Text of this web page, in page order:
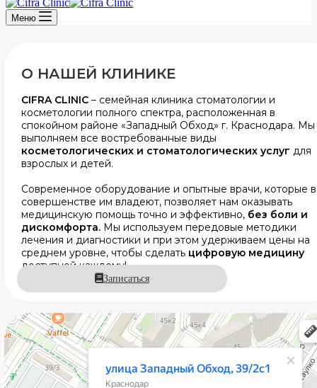
Меню
О НАШЕЙ КЛИНИКЕ
CIFRA CLINIC – семейная клиника стоматологии и
косметологии полного спектра, расположенная в
спокойном районе «Западный Обход» г. Краснодара. Мы
выполняем все востребованные виды
косметологических и стоматологических услуг для
взрослых и детей.
Современное оборудование и опытные врачи, которые в
совершенстве им владеют, позволяет нам оказывать
медицинскую помощь точно и эффективно, без боли и
дискомфорта. Мы используем передовые методики
лечения и диагностики и при этом удерживаем цены на
среднем уровне, чтобы сделать цифровую медицину
доступной каждому!
Записаться
Краснодар
Улица Западный Обход, 39/2с1 — Яндекс Карты